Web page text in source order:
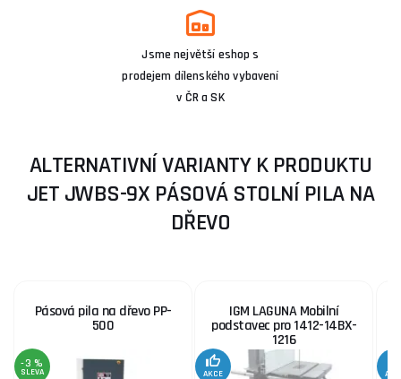
Jsme největší eshop s
prodejem dílenského vybavení
v ČR a SK
ALTERNATIVNÍ VARIANTY K PRODUKTU
JET JWBS-9X PÁSOVÁ STOLNÍ PILA NA
DŘEVO
Pásová pila na dřevo PP-
500
-3 %
SLEVA
IGM LAGUNA Mobilní
podstavec pro 1412-14BX-
1216
AKCE